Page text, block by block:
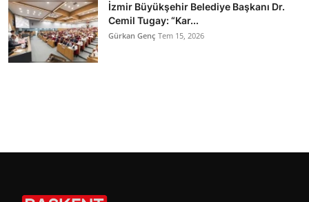
İzmir Büyükşehir Belediye Başkanı Dr.
Cemil Tugay: “Kar...
Gürkan Genç Tem 15, 2026